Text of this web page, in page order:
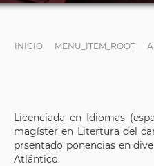
INICIO MENU_ITEM_ROOT
Licenciada en Idiomas
magíster en Litertura del
prsentado ponencias en
Atlántico.